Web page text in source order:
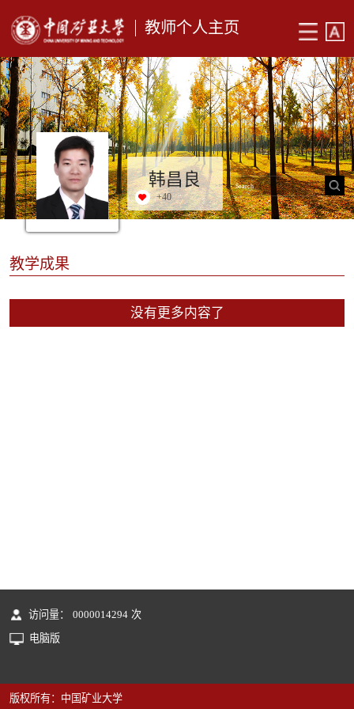
教师个人主页
韩昌良
+40
教学成果
没有更多内容了
访问量： 0000014294 次
电脑版
版权所有：中国矿业大学